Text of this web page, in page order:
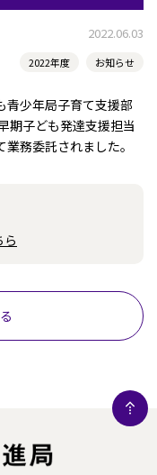
2022.06.03
2022年度 お知らせ
青少年局子育て支援部
期子ども発達支援担当
務委託されました。